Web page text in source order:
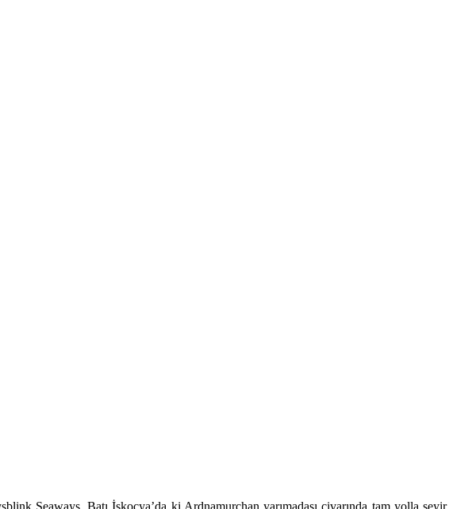
Seaways, Batı İskoçya’da ki Ardnamurchan yarımadası civarında tam yolla seyir